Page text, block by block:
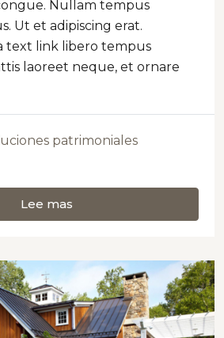
Nullam tempus
Ut et adipiscing erat.
text link libero tempus
laoreet neque, et ornare
patrimoniales
Lee mas